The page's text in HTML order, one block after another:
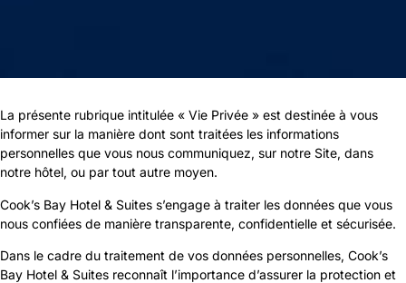
La présente rubrique intitulée « Vie Privée » est destinée à vous
informer sur la manière dont sont traitées les informations
personnelles que vous nous communiquez, sur notre Site, dans
notre hôtel, ou par tout autre moyen.
Cook’s Bay Hotel & Suites s’engage à traiter les données que vous
nous confiées de manière transparente, confidentielle et sécurisée.
Dans le cadre du traitement de vos données personnelles, Cook’s
Bay Hotel & Suites reconnaît l’importance d’assurer la protection et